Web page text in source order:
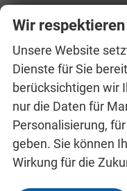
Škoda
2x USB-C vorn
2x USB hinten
Bluetooth
eCall
Parksensoren
Außenspiegel
Wir
Unsere Website
Dienste für Sie
berücksichtigen wir
nur die Daten für
Personalisierung,
geben. Sie können
Wirkung für die